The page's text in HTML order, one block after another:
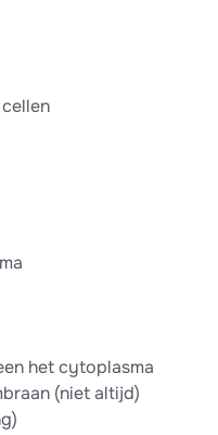
het cytoplasma
(niet altijd)